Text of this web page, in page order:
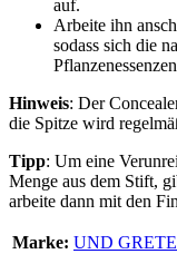
auf.
Arbeite ihn
sodass sich die
Hinweis: Der
die Spitze wird
Tipp: Um eine
Menge aus dem Stift,
arbeite dann mit den
Marke: UND